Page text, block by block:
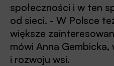
społeczności i w ten
od sieci. - W Polsce
większe
mówi Anna
i rozwoju wsi.